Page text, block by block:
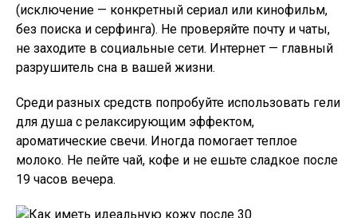
(исключение — конкретный сериал или кинофильм,
без поиска и серфинга). Не проверяйте почту и чаты,
не заходите в социальные сети. Интернет — главный
разрушитель сна в вашей жизни.
Среди разных средств попробуйте использовать гели
для душа с релаксирующим эффектом,
ароматические свечи. Иногда помогает теплое
молоко. Не пейте чай, кофе и не ешьте сладкое после
19 часов вечера.